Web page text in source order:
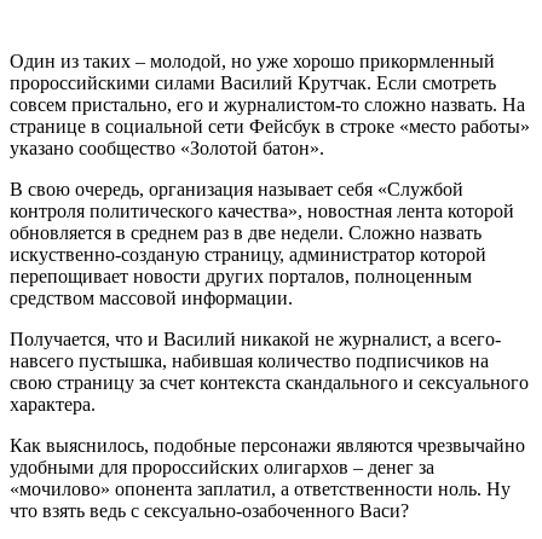
Один из таких – молодой, но уже хорошо прикормленный
пророссийскими силами Василий Крутчак. Если смотреть
совсем пристально, его и журналистом-то сложно назвать. На
странице в социальной сети Фейсбук в строке «место работы»
указано сообщество «Золотой батон».
В свою очередь, организация называет себя «Службой
контроля политического качества», новостная лента которой
обновляется в среднем раз в две недели. Сложно назвать
искуственно-созданую страницу, администратор которой
перепощивает новости других порталов, полноценным
средством массовой информации.
Получается, что и Василий никакой не журналист, а всего-
навсего пустышка, набившая количество подписчиков на
свою страницу за счет контекста скандального и сексуального
характера.
Как выяснилось, подобные персонажи являются чрезвычайно
удобными для пророссийских олигархов – денег за
«мочилово» опонента заплатил, а ответственности ноль. Ну
что взять ведь с сексуально-озабоченного Васи?